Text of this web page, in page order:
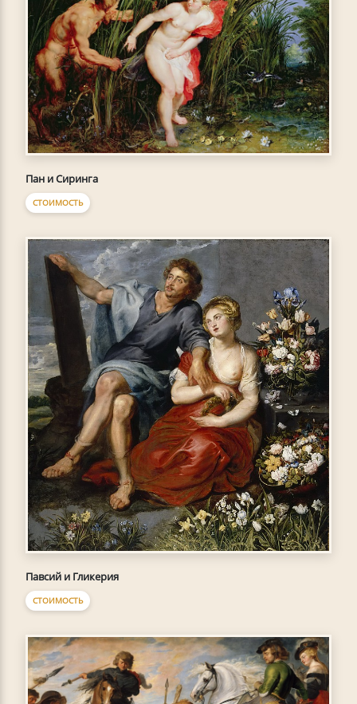
Пан и Сиринга
СТОИМОСТЬ
Павсий и Гликерия
СТОИМОСТЬ